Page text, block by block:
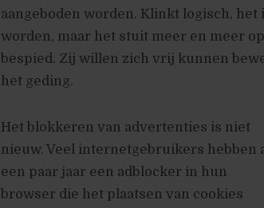
aangeboden worden. Klinkt logisch,
worden, maar het stuit meer en meer
bespied. Zij willen zich vrij kunnen
het geding.
Het blokkeren van advertenties is niet
nieuw. Veel internetgebruikers hebben
een paar jaar een adblocker in hun
browser die het plaatsen van cookies